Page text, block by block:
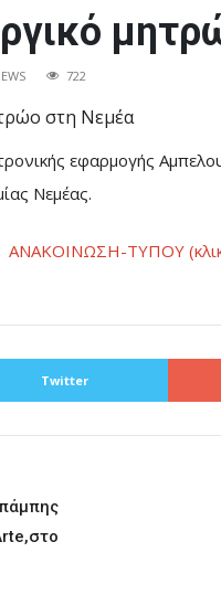
722
εφαρμογής
Νεμέας.
ΑΝΑΚΟΙΝΩΣΗ-ΤΥΠΟΥ (κλικ
Twitter